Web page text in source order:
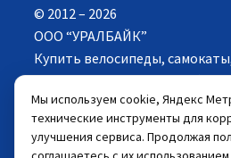
© 2012 – 2026
ООО “УРАЛБАЙК”
Купить велосипеды,
велосипедов в
защищены.
Цены указанные на сайте
Мы используем cookie, Яндекс
технические инструменты для
улучшения сервиса. Продолжая